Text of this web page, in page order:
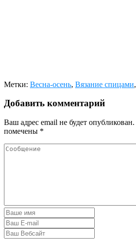
Метки: Весна-осень, Вязание спицами,
Добавить комментарий
Ваш адрес email не будет опубликован.
помечены *